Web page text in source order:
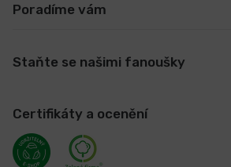
Poradíme vám
Staňte se našimi fanoušky
Certifikáty a ocenění